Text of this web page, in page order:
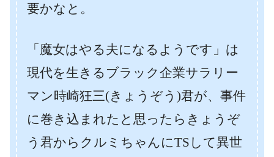
要かなと。
「魔女はやる夫になるようです」は
現代を生きるブラック企業サラリー
マン時崎狂三(きょうぞう)君が、事件
に巻き込まれたと思ったらきょうぞ
う君からクルミちゃんにTSして異世